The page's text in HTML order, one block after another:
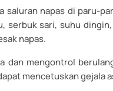
saluran napas di paru-
sari, suhu
napas.
dan mengontrol
mencetuskan gejala